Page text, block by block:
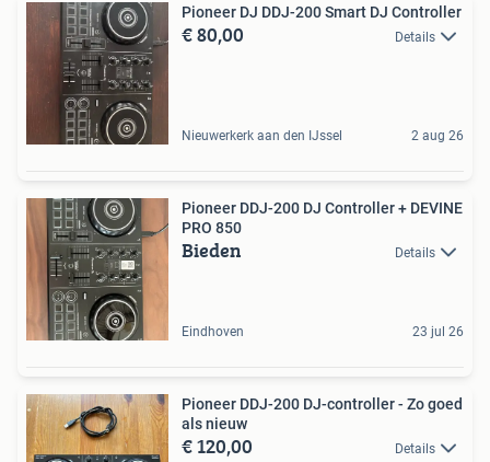
Pioneer DJ DDJ-200 Smart DJ Controller
€ 80,00 Details
Nieuwerkerk aan den IJssel 2 aug 26
Pioneer DDJ-200 DJ Controller + DEVINE
PRO 850
Bieden Details
Eindhoven 23 jul 26
Pioneer DDJ-200 DJ-controller - Zo goed
als nieuw
€ 120,00 Details